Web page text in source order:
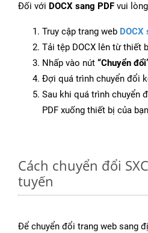
Đối với DOCX sang PDF vui
Truy cập trang web DOCX
Tải tệp DOCX lên từ thiết
Nhấp vào nút “Chuyển
Đợi quá trình chuyển đổi
Sau khi quá trình chuyển
PDF xuống thiết bị của
Cách chuyển đổi
tuyến
Để chuyển đổi trang web sang